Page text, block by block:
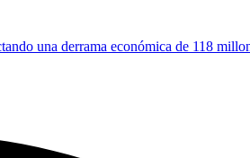
una derrama económica de 118